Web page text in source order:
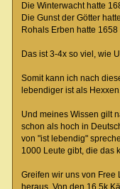
Die Winterwacht hatte
Die Gunst der Götter
Rohals Erben hatte 1658
Das ist 3-4x so viel, wie
Somit kann ich nach
lebendiger ist als
Und meines Wissen gilt
schon als hoch in
von "ist lebendig"
1000 Leute gibt, die das
Greifen wir uns von
heraus. Von den 16,5k